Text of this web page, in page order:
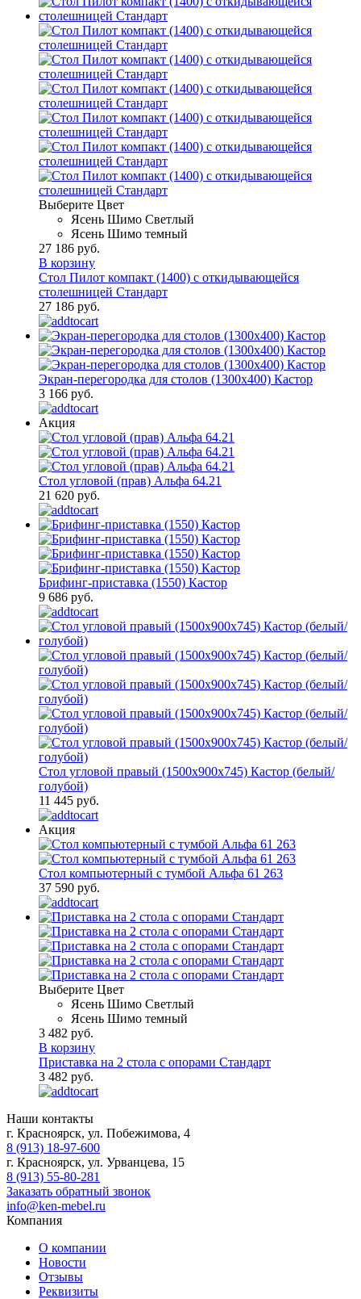
Выберите Цвет
Ясень Шимо Светлый
Ясень Шимо темный
27 186 руб.
В корзину
Стол Пилот компакт (1400) с откидывающейся
столешницей Стандарт
27 186 руб.
Экран-перегородка для столов (1300х400) Кастор
3 166 руб.
Акция
Стол угловой (прав) Альфа 64.21
21 620 руб.
Брифинг-приставка (1550) Кастор
9 686 руб.
Стол угловой правый (1500х900х745) Кастор (белый/
голубой)
11 445 руб.
Акция
Стол компьютерный с тумбой Альфа 61 263
37 590 руб.
Выберите Цвет
Ясень Шимо Светлый
Ясень Шимо темный
3 482 руб.
В корзину
Приставка на 2 стола с опорами Стандарт
3 482 руб.
Наши контакты
г. Красноярск, ул. Побежимова, 4
8 (913) 18-97-600
г. Красноярск, ул. Урванцева, 15
8 (913) 55-80-281
Заказать обратный звонок
info@ken-mebel.ru
Компания
О компании
Новости
Отзывы
Реквизиты